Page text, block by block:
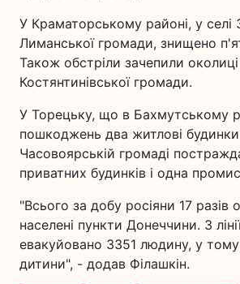
У Краматорському районі, у селі
Лиманської громади, знищено
Також обстріли зачепили околиці
Костянтинівської громади.
У Торецьку, що в Бахмутському
пошкоджень два житлові
Часовоярській громаді
приватних будинків і одна
"Всього за добу росіяни 17 разів
населені пункти Донеччини. З
евакуйовано 3351 людину, у тому
дитини", - додав Філашкін.